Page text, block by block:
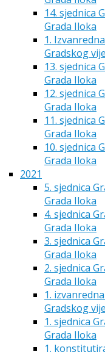
14. sjednica
Grada Iloka
1.
Gradskog
13. sjednica
Grada Iloka
12. sjednica
Grada Iloka
11. sjednica
Grada Iloka
10. sjednica
Grada Iloka
2021
5. sjednica
Grada Iloka
4. sjednica
Grada Iloka
3. sjednica
Grada Iloka
2. sjednica
Grada Iloka
1.
Gradskog
1. sjednica
Grada Iloka
1.